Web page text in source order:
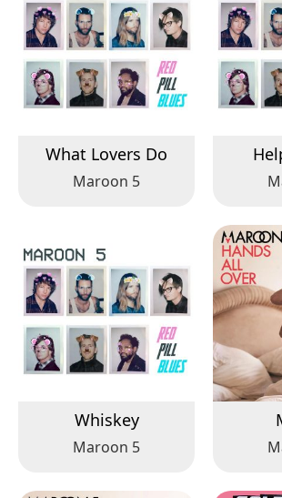
What Lovers Do
Maroon 5
Whiskey
Maroon 5